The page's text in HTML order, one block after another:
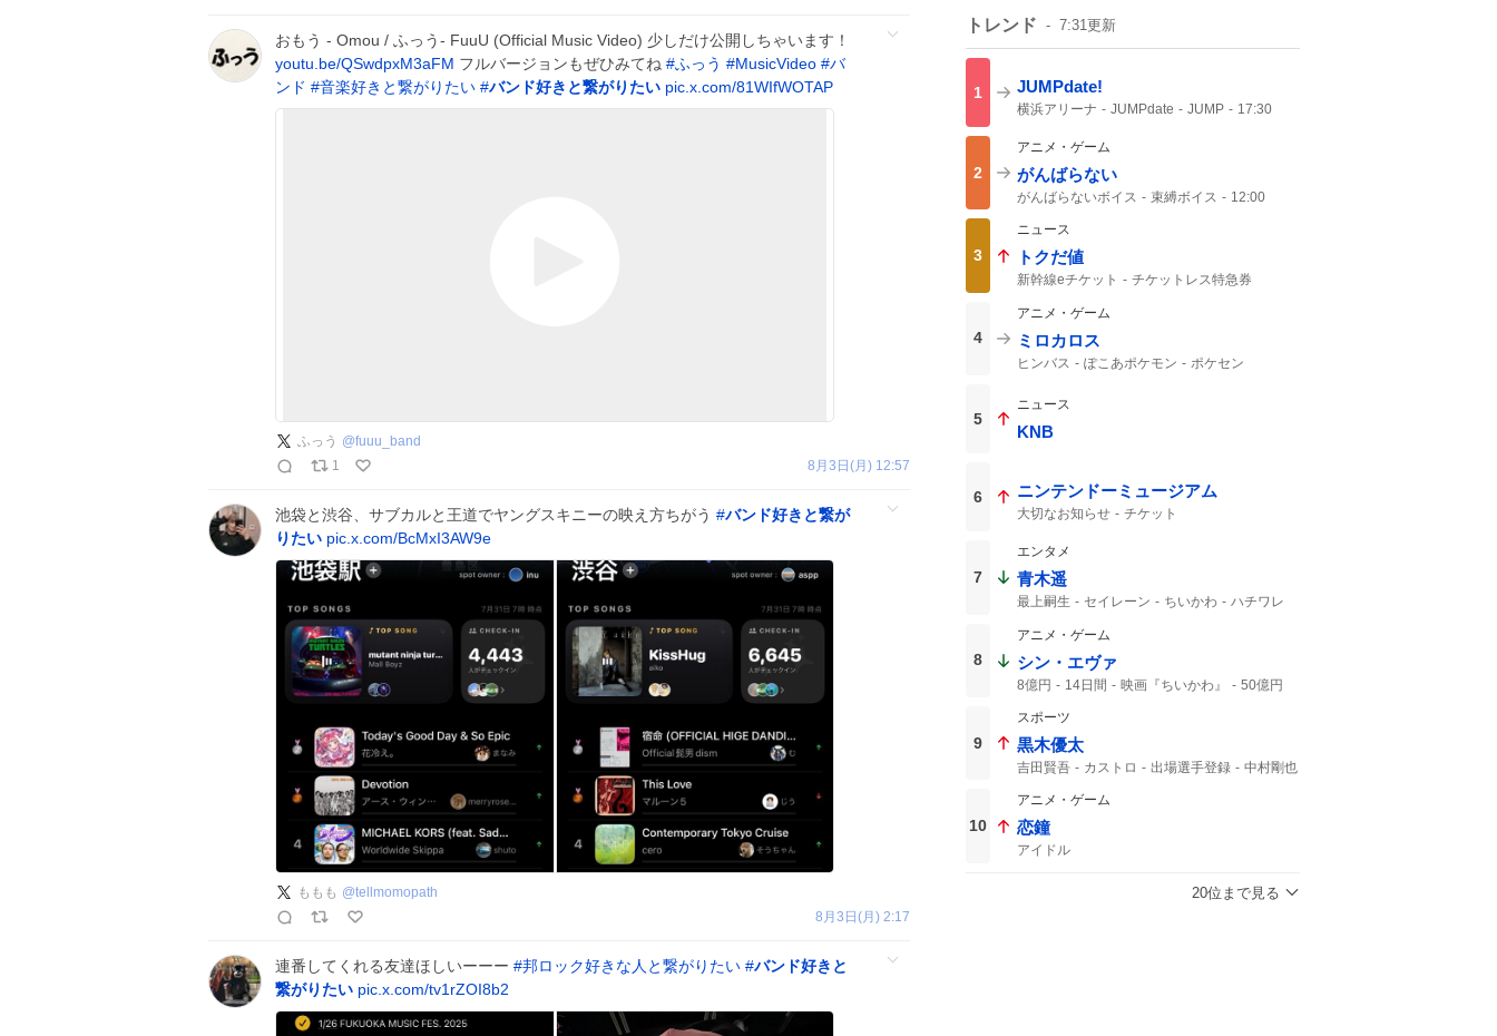
おもう - Omou / ふっう- FuuU (Official Music Video) 少しだけ公開しちゃいます！
youtu.be/QSwdpxM3aFM フルバージョンもぜひみてね #ふっう #MusicVideo #バ
ンド #音楽好きと繋がりたい #バンド好きと繋がりたい pic.x.com/81WIfWOTAP
ふっう @fuuu_band
1
8月3日(月) 12:57
池袋と渋谷、サブカルと王道でヤングスキニーの映え方ちがう #バンド好きと繋が
りたい pic.x.com/BcMxI3AW9e
ももも @tellmomopath
8月3日(月) 2:17
連番してくれる友達ほしいーーー #邦ロック好きな人と繋がりたい #バンド好きと
繋がりたい pic.x.com/tv1rZOI8b2
トレンド 7:31更新
1 JUMPdate!
横浜アリーナ JUMPdate JUMP
17:30
2
アニメ・ゲーム
がんばらない
がんばらないボイス 束縛ボイス
12:00
3
ニュース
トクだ値
新幹線eチケット
チケットレス特急券
トク割
えきねっと
4
アニメ・ゲーム
ミロカロス
ヒンバス ぽこあポケモン
ポケセン
5
ニュース
KNB
6 ニンテンドーミュージアム
大切なお知らせ チケット
7
エンタメ
青木遥
最上嗣生 セイレーン ちいかわ ハチワレ
8
アニメ・ゲーム
シン・エヴァ
8億円 14日間 映画『ちいかわ』
50億円
9
スポーツ
黒木優太
吉田賢吾 カストロ 出場選手登録 中村剛也
10
アニメ・ゲーム
恋鐘
アイドル
20位まで見る